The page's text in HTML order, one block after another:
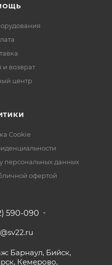
и возврат
центр
Cookie
персональных данных
офертой
590-090
Барнаул, Бийск,
Кемерово,